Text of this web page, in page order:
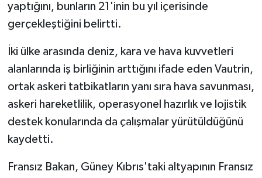
yaptığını, bunların 21'inin bu yıl içerisinde
gerçekleştiğini belirtti.
İki ülke arasında deniz, kara ve hava kuvvetleri
alanlarında iş birliğinin arttığını ifade eden Vautrin,
ortak askeri tatbikatların yanı sıra hava savunması,
askeri hareketlilik, operasyonel hazırlık ve lojistik
destek konularında da çalışmalar yürütüldüğünü
kaydetti.
Fransız Bakan, Güney Kıbrıs'taki altyapının Fransız